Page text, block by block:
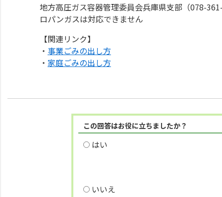
地方高圧ガス容器管理委員会兵庫県支部（078-
ロパンガスは対応できません
【関連リンク】
・ 事業ごみの出し方
・ 家庭ごみの出し方
この回答はお役に立ちましたか？
はい
いいえ